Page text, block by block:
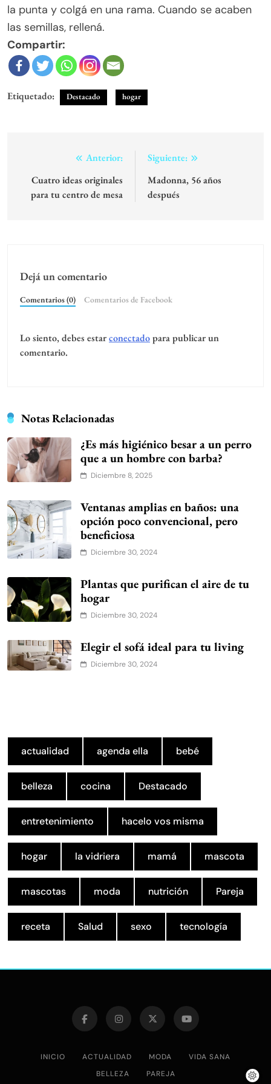
la punta y colgá en una rama. Cuando se acaben
las semillas, rellená.
Compartir:
Etiquetado: Destacado hogar
Navegación
de
entradas
Anterior:
Cuatro ideas originales
para tu centro de mesa
Siguiente:
Madonna, 56 años
después
Dejá un comentario
Comentarios (0) Comentarios de Facebook
Lo siento, debes estarconectadopara publicar un
comentario.
Notas Relacionadas
¿Es más higiénico besar a un perro
que a un hombre con barba?
Diciembre 8, 2025
Ventanas amplias en baños: una
opción poco convencional, pero
beneficiosa
Diciembre 30, 2024
Plantas que purifican el aire de tu
hogar
Diciembre 30, 2024
Elegir el sofá ideal para tu living
Diciembre 30, 2024
actualidad agenda ella bebé
belleza cocina Destacado
entretenimiento hacelo vos misma
hogar la vidriera mamá mascota
mascotas moda nutrición Pareja
receta Salud sexo tecnología
INICIO ACTUALIDAD MODA
VIDA SANA
BELLEZA
PAREJA